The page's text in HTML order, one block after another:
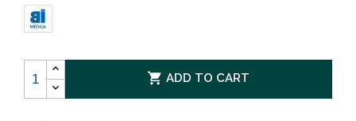
 ADD TO CART